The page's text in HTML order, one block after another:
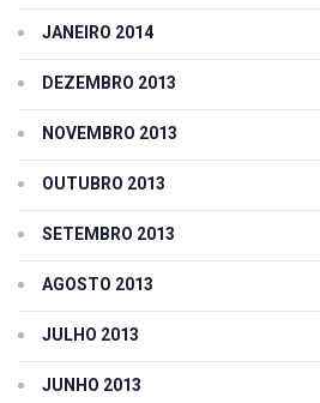
JANEIRO 2014
DEZEMBRO 2013
NOVEMBRO 2013
OUTUBRO 2013
SETEMBRO 2013
AGOSTO 2013
JULHO 2013
JUNHO 2013